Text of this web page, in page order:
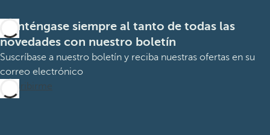
Manténgase siempre al tanto de todas las
novedades con nuestro boletín
Suscríbase a nuestro boletín y reciba nuestras ofertas en su
correo electrónico
Suscribirme